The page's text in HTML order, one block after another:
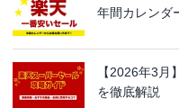
年間カレンダ
【2026年3
を徹底解説